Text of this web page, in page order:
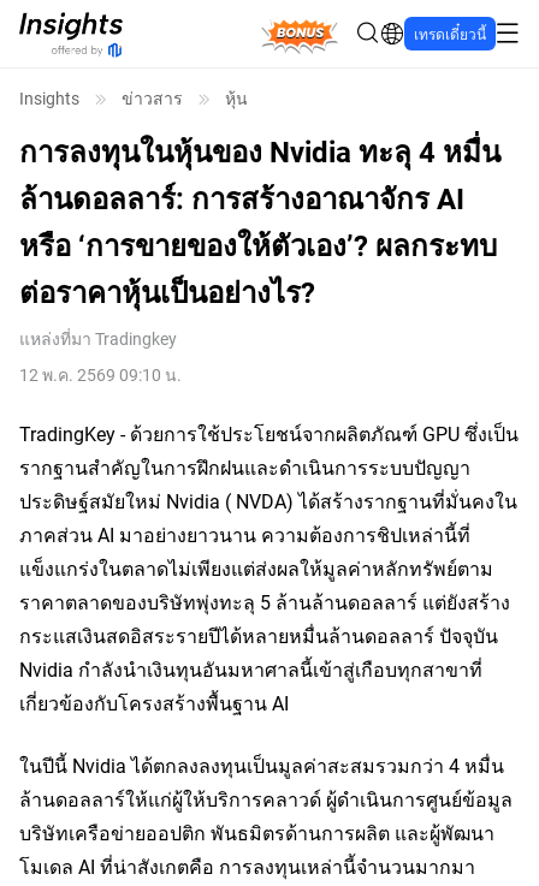
Bonus เทรดเดี๋ยวนี้
Insights ข่าวสาร หุ้น
การลงทุนในหุ้นของ Nvidia ทะลุ 4 หมื่น
ล้านดอลลาร์: การสร้างอาณาจักร AI
หรือ ‘การขายของให้ตัวเอง’? ผลกระทบ
ต่อราคาหุ้นเป็นอย่างไร?
แหล่งที่มา Tradingkey
12 พ.ค. 2569 09:10 น.
TradingKey - ด้วยการใช้ประโยชน์จากผลิตภัณฑ์ GPU ซึ่งเป็น
รากฐานสำคัญในการฝึกฝนและดำเนินการระบบปัญญา
ประดิษฐ์สมัยใหม่ Nvidia ( NVDA) ได้สร้างรากฐานที่มั่นคงใน
ภาคส่วน AI มาอย่างยาวนาน ความต้องการชิปเหล่านี้ที่
แข็งแกร่งในตลาดไม่เพียงแต่ส่งผลให้มูลค่าหลักทรัพย์ตาม
ราคาตลาดของบริษัทพุ่งทะลุ 5 ล้านล้านดอลลาร์ แต่ยังสร้าง
กระแสเงินสดอิสระรายปีได้หลายหมื่นล้านดอลลาร์ ปัจจุบัน
Nvidia กำลังนำเงินทุนอันมหาศาลนี้เข้าสู่เกือบทุกสาขาที่
เกี่ยวข้องกับโครงสร้างพื้นฐาน AI
ในปีนี้ Nvidia ได้ตกลงลงทุนเป็นมูลค่าสะสมรวมกว่า 4 หมื่น
ล้านดอลลาร์ให้แก่ผู้ให้บริการคลาวด์ ผู้ดำเนินการศูนย์ข้อมูล
บริษัทเครือข่ายออปติก พันธมิตรด้านการผลิต และผู้พัฒนา
โมเดล AI ที่น่าสังเกตคือ การลงทุนเหล่านี้จำนวนมากมา